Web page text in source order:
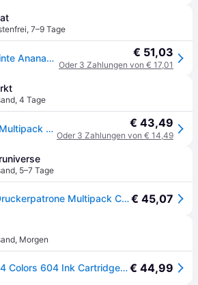
, 7–9 Tage
Epson Orginal 604 Tinte Ananas Multipack 4-farbig Standard, XP-2200 XP-2205 XP-3200 XP-4205 WF2910DWF WF2930DWF WF2950DWF € 51,03
Oder 3 Zahlungen von € 17,01
, 4 Tage
EPSON 604 Ananas Multipack 4 Farben Tinte - Mehrfarbig € 43,49
Oder 3 Zahlungen von € 14,49
, 5–7 Tage
Epson 604 Original Druckerpatrone Multipack C13T10G64010 Ananas Tinte€ 45,07
, Morgen
Epson Ink Multipack 4 Colors 604 Ink Cartridge Mehrfarbig€ 44,99